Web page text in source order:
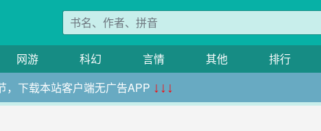
网游 科幻 言情 其他 排行
，下载本站客户端无广告APP ↓↓↓